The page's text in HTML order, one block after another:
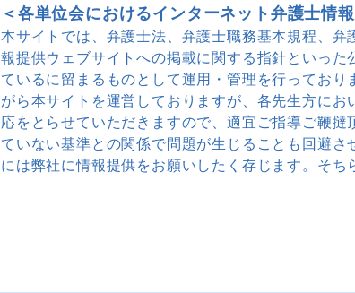
＜各単位会におけるインターネット弁護士情
本サイトでは、弁護士法、弁護士職務基本規程、
報提供ウェブサイトへの掲載に関する指針といっ
ているに留まるものとして運用・管理を行ってお
がら本サイトを運営しておりますが、各先生方に
応をとらせていただきますので、適宜ご指導ご鞭
ていない基準との関係で問題が生じることも回避
には弊社に情報提供をお願いしたく存じます。そ